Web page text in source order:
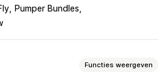
Pumper Bundles
Functies weergeven